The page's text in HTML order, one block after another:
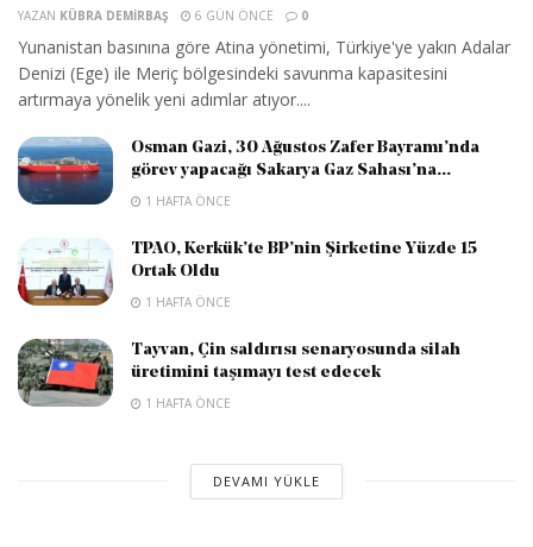
YAZAN KÜBRA DEMIRBAŞ 6 GÜN ÖNCE 0
Yunanistan basınına göre Atina yönetimi, Türkiye'ye yakın Adalar
Denizi (Ege) ile Meriç bölgesindeki savunma kapasitesini
artırmaya yönelik yeni adımlar atıyor....
Osman Gazi, 30 Ağustos Zafer Bayramı’nda
görev yapacağı Sakarya Gaz Sahası’na...
1 HAFTA ÖNCE
TPAO, Kerkük’te BP’nin Şirketine Yüzde 15
Ortak Oldu
1 HAFTA ÖNCE
Tayvan, Çin saldırısı senaryosunda silah
üretimini taşımayı test edecek
1 HAFTA ÖNCE
DEVAMI YÜKLE